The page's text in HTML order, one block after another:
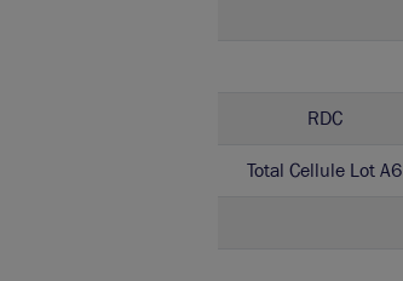
RDC
Total Cellule Lot A6